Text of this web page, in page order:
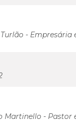
- Empresária
Martinello -